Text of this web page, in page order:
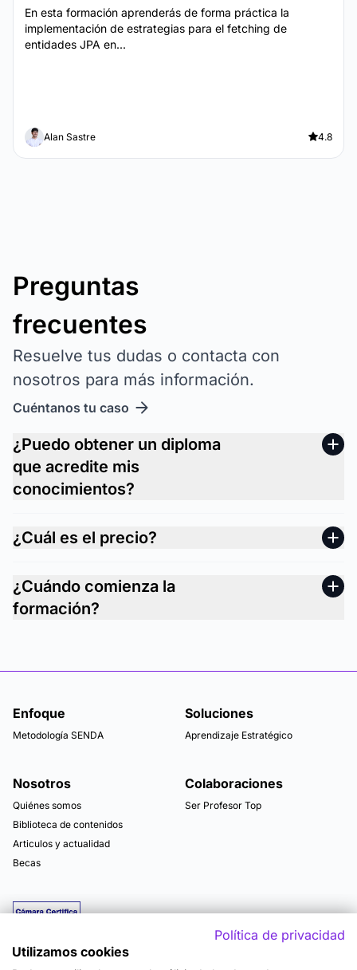
En esta formación aprenderás de forma práctica la
implementación de estrategias para el fetching de
entidades JPA en...
Alan Sastre 4.8
Preguntas
frecuentes
Resuelve tus dudas o contacta con
nosotros para más información.
Cuéntanos tu caso
¿Puedo obtener un diploma
que acredite mis
conocimientos?
¿Cuál es el precio?
¿Cuándo comienza la
formación?
Enfoque
Metodología SENDA
Soluciones
Aprendizaje Estratégico
Nosotros
Quiénes somos
Biblioteca de contenidos
Articulos y actualidad
Becas
Colaboraciones
Ser Profesor Top
Política de privacidad
Utilizamos cookies